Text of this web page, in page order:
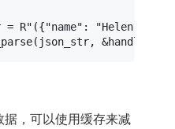
= R"({"name": "Helen",
，可以使用缓存来减